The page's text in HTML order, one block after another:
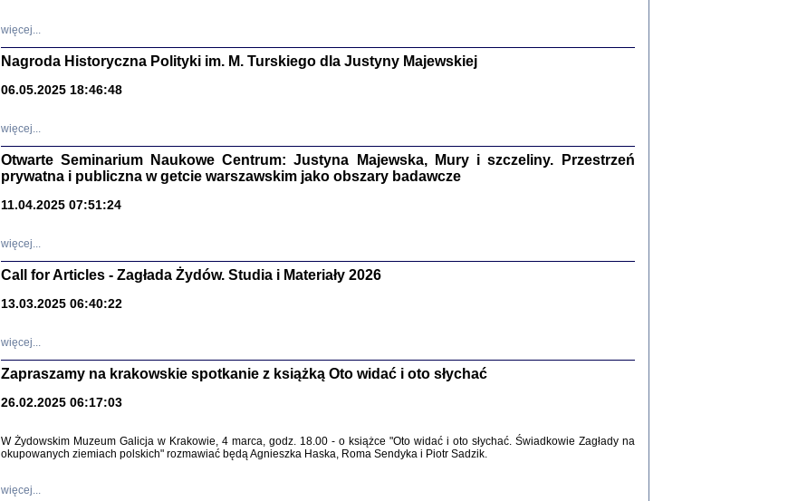
red. i wstęp Barbara Engelking, Jan Grabowski
Stanisław Adler, oprac. i wstępem opatrzyłaMarta Janczewska
Warszawa 2018
więcej...
Nagroda Historyczna Polityki im. M. Turskiego dla Justyny Majewskiej
06.05.2025 18:46:48
więcej...
Otwarte Seminarium Naukowe Centrum: Justyna Majewska, Mury i szczeliny. Przestrzeń
prywatna i publiczna w getcie warszawskim jako obszary badawcze
11.04.2025 07:51:24
więcej...
Call for Articles - Zagłada Żydów. Studia i Materiały 2026
13.03.2025 06:40:22
więcej...
Zapraszamy na krakowskie spotkanie z książką Oto widać i oto słychać
26.02.2025 06:17:03
W Żydowskim Muzeum Galicja w Krakowie, 4 marca, godz. 18.00 - o książce "Oto widać i oto słychać. Świadkowie Zagłady na
okupowanych ziemiach polskich" rozmawiać będą Agnieszka Haska, Roma Sendyka i Piotr Sadzik.
więcej...